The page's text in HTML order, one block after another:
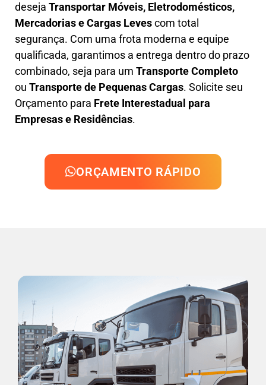
deseja Transportar Móveis, Eletrodomésticos,
Mercadorias e Cargas Levescom total
segurança. Com uma frota moderna e equipe
qualificada, garantimos a entrega dentro do prazo
combinado, seja para um Transporte Completo
ou Transporte de Pequenas Cargas. Solicite seu
Orçamento para Frete Interestadual para
Empresas e Residências.
ORÇAMENTO RÁPIDO